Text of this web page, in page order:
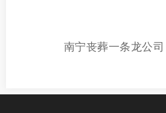
南宁丧葬一条龙公